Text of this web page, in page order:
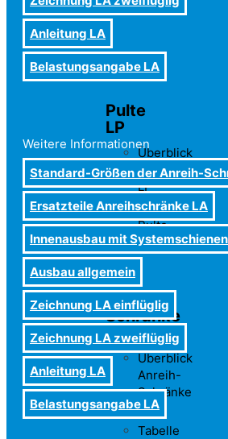
LK
Pulte
LP
Überblick
Pulte
LP
Tabelle
Pulte
LP
Anreih-
Schränke
LA
Überblick
Anreih-
Schränke
LA
Tabelle
Anleitung LA
Belastungsangabe LA
Weitere Informationen
Standard-Größen der Anreih-
Ersatzteile Anreihschränke LA
Innenausbau mit Systemschienen
Ausbau allgemein
Zeichnung LA einflüglig
Zeichnung LA zweiflüglig
Anleitung LA
Belastungsangabe LA